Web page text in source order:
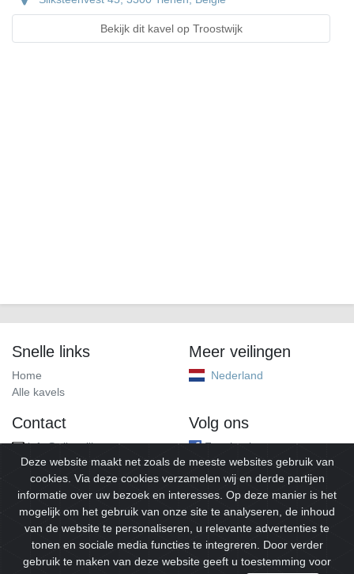
Bekijk dit kavel op Troostwijk
Snelle links
Home
Alle kavels
Meer veilingen
Nederland
Contact
info@alleveilingen.net
Volg ons
Facebook
© 2026Alleveilingen.Alle rechten voorbehouden.
Deze website maakt net zoals de meeste websites gebruik van
cookies. Via deze cookies verzamelen wij en derde partijen
informatie over uw bezoek en interesses. Op deze manier is het
mogelijk om het gebruik van onze site te analyseren, de inhoud
van de website te personaliseren, u relevante advertenties te
tonen en sociale media functies te integreren. Door verder
gebruik te maken van deze website geeft u toestemming voor